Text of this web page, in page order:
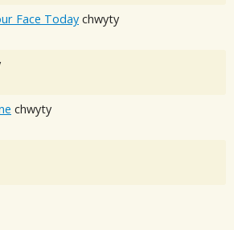
Face Today chwyty
chwyty